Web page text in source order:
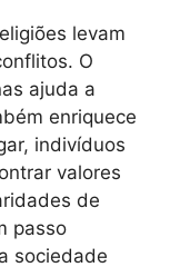
levam
O
ajuda a
enriquece
indivíduos
valores
de
passo
sociedade